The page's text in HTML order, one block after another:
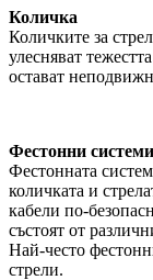
Количка
Количките за
улесняват
остават
Фестонни системи
Фестонната
количката и
кабели по-
състоят от
Най-често
стрели.